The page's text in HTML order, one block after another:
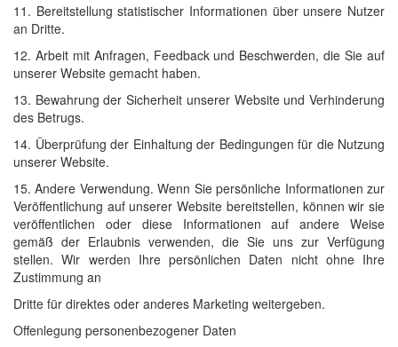
11. Bereitstellung statistischer Informationen über unsere Nutzer
an Dritte.
12. Arbeit mit Anfragen, Feedback und Beschwerden, die Sie auf
unserer Website gemacht haben.
13. Bewahrung der Sicherheit unserer Website und Verhinderung
des Betrugs.
14. Überprüfung der Einhaltung der Bedingungen für die Nutzung
unserer Website.
15. Andere Verwendung. Wenn Sie persönliche Informationen zur
Veröffentlichung auf unserer Website bereitstellen, können wir sie
veröffentlichen oder diese Informationen auf andere Weise
gemäß der Erlaubnis verwenden, die Sie uns zur Verfügung
stellen. Wir werden Ihre persönlichen Daten nicht ohne Ihre
Zustimmung an
Dritte für direktes oder anderes Marketing weitergeben.
Offenlegung personenbezogener Daten